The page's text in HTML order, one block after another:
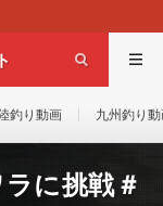
釣り動画 九州釣り
に挑戦＃